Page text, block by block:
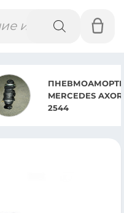
В СБОРЕ
1823-2044 AXOR 2436-